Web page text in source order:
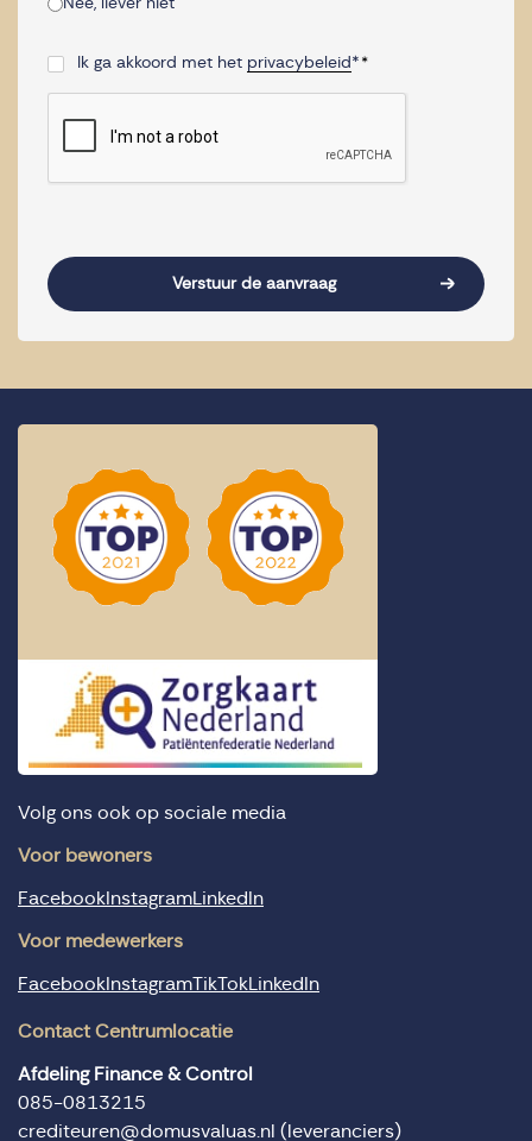
Nee, liever niet
Consent*
Ik ga akkoord met het privacybeleid * *
Verstuur de aanvraag
Volg ons ook op sociale media
Voor bewoners
Facebook Instagram LinkedIn
Voor medewerkers
Facebook InstagramTikTok LinkedIn
Contact Centrumlocatie
Afdeling Finance & Control
085-0813215
crediteuren@domusvaluas.nl (leveranciers)